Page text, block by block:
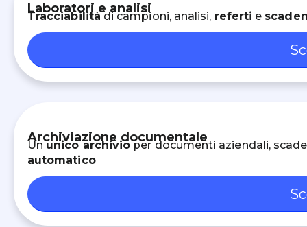
Laboratori e analisi
Tracciabilitàdi campioni, analisi, referti e
Archiviazione documentale
Ununico archivioper documenti aziendali,
automatico